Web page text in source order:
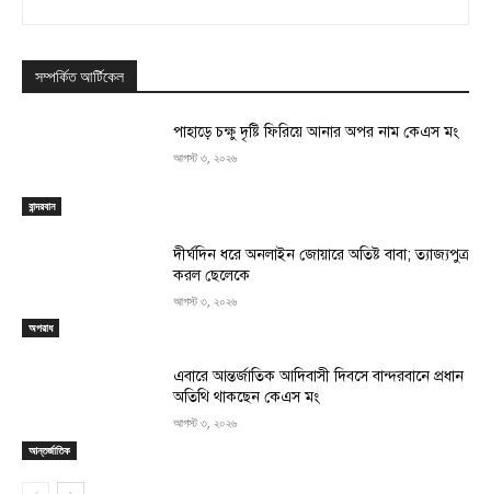
সম্পর্কিত আর্টিকেল
বান্দরবান
পাহাড়ে চক্ষু দৃষ্টি ফিরিয়ে আনার অপর নাম কেএস মং
আগস্ট ৩, ২০২৬
অপরাধ
দীর্ঘদিন ধরে অনলাইন জোয়ারে অতিষ্ট বাবা; ত্যাজ্যপুত্র
করল ছেলেকে
আগস্ট ৩, ২০২৬
আন্তর্জাতিক
এবারে আন্তর্জাতিক আদিবাসী দিবসে বান্দরবানে প্রধান
অতিথি থাকছেন কেএস মং
আগস্ট ৩, ২০২৬